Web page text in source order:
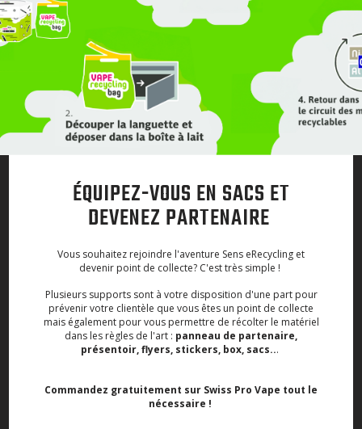
ÉQUIPEZ-VOUS EN SACS ET
DEVENEZ PARTENAIRE
Vous souhaitez rejoindre l'aventure Sens eRecycling et
devenir point de collecte? C'est très simple !
Plusieurs supports sont à votre disposition d'une part pour
prévenir votre clientèle que vous êtes un point de collecte
mais également pour vous permettre de récolter le matériel
dans les règles de l'art : panneau de partenaire,
présentoir, flyers, stickers, box, sacs...
Commandez gratuitement sur Swiss Pro Vape tout le
nécessaire !